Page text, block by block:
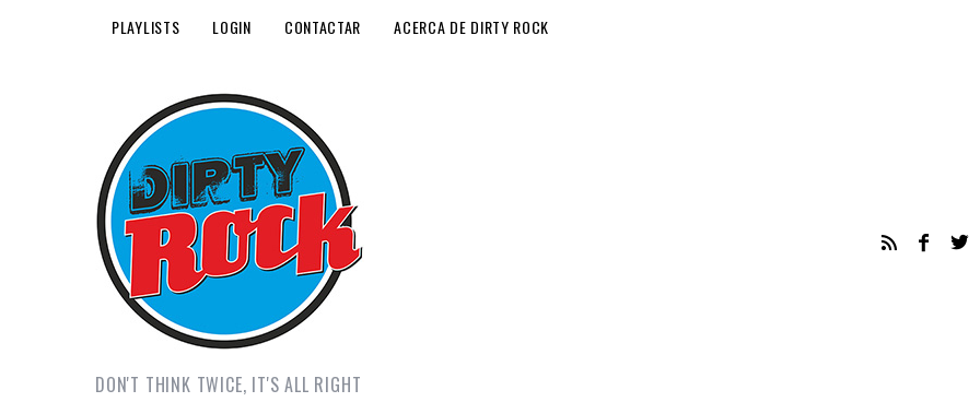
PLAYLISTS LOGIN CONTACTAR ACERCA DE DIRTY ROCK
DON'T THINK TWICE, IT'S ALL RIGHT